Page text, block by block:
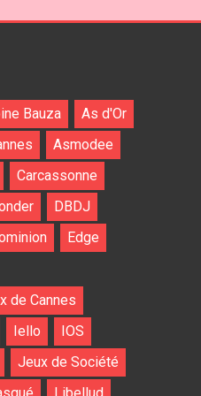
Bauza
As d'Or
Asmodee
Carcassonne
DBDJ
Edge
de Cannes
Iello
IOS
Jeux de Société